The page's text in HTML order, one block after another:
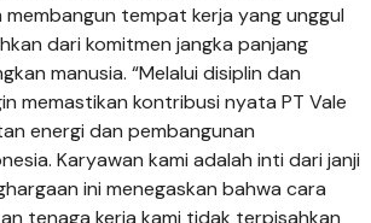
tempat kerja yang unggul
dari komitmen jangka panjang
manusia. “Melalui disiplin dan
memastikan kontribusi nyata PT Vale
energi dan pembangunan
Karyawan kami adalah inti dari janji
ini menegaskan bahwa cara
tenaga kerja kami tidak terpisahkan